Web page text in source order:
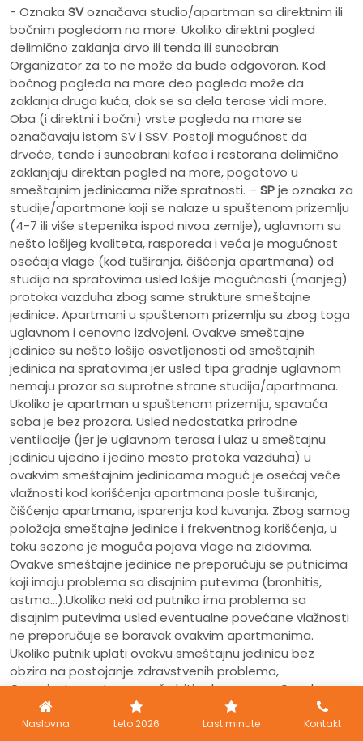
- Oznaka SVoznačava studio/apartman sa direktnim ili
bočnim pogledom na more. Ukoliko direktni pogled
delimično zaklanja drvo ili tenda ili suncobran
Organizator za to ne može da bude odgovoran. Kod
bočnog pogleda na more deo pogleda može da
zaklanja druga kuća, dok se sa dela terase vidi more.
Oba (i direktni i bočni) vrste pogleda na more se
označavaju istom SV i SSV. Postoji mogućnost da
drveće, tende i suncobrani kafea i restorana delimično
zaklanjaju direktan pogled na more, pogotovo u
smeštajnim jedinicama niže spratnosti. – SPje oznaka za
studije/apartmane koji se nalaze u spuštenom prizemlju
(4-7 ili više stepenika ispod nivoa zemlje), uglavnom su
nešto lošijeg kvaliteta, rasporeda i veća je mogućnost
osećaja vlage (kod tuširanja, čišćenja apartmana) od
studija na spratovima usled lošije mogućnosti (manjeg)
protoka vazduha zbog same strukture smeštajne
jedinice. Apartmani u spuštenom prizemlju su zbog toga
uglavnom i cenovno izdvojeni. Ovakve smeštajne
jedinice su nešto lošije osvetljenosti od smeštajnih
jedinica na spratovima jer usled tipa gradnje uglavnom
nemaju prozor sa suprotne strane studija/apartmana.
Ukoliko je apartman u spuštenom prizemlju, spavaća
soba je bez prozora. Usled nedostatka prirodne
ventilacije (jer je uglavnom terasa i ulaz u smeštajnu
jedinicu ujedno i jedino mesto protoka vazduha) u
ovakvim smeštajnim jedinicama moguć je osećaj veće
vlažnosti kod korišćenja apartmana posle tuširanja,
čišćenja apartmana, isparenja kod kuvanja. Zbog samog
položaja smeštajne jedinice i frekventnog korišćenja, u
toku sezone je moguća pojava vlage na zidovima.
Ovakve smeštajne jedinice ne preporučuju se putnicima
koji imaju problema sa disajnim putevima (bronhitis,
astma...).Ukoliko neki od putnika ima problema sa
disajnim putevima usled eventualne povećane vlažnosti
ne preporučuje se boravak ovakvim apartmanima.
Ukoliko putnik uplati ovakvu smeštajnu jedinicu bez
obzira na postojanje zdravstvenih problema,
Organizator za to ne može biti odgovoran. - Oznaka
Economy
je smeštajna jedinica (uglavnom u
prizemlju ili potkrovlju, može biti i na bilo kom spratu),
Naslovna Leto 2026 Last minute Kontakt